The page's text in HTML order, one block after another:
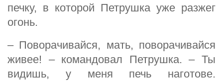
печку, в которой Петрушка уже разжег
огонь.
– Поворачивайся, мать, поворачивайся
живее! – командовал Петрушка. – Ты
видишь, у меня печь наготове.